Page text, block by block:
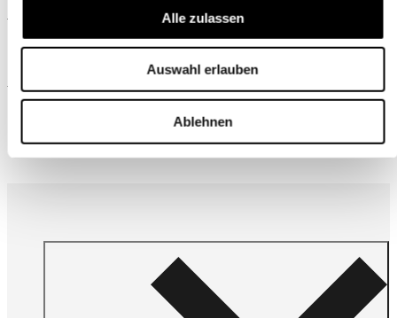
Alle zulassen
Auswahl erlauben
Ablehnen
Ähnliche Produkte
Wird oft zusammen gekauft